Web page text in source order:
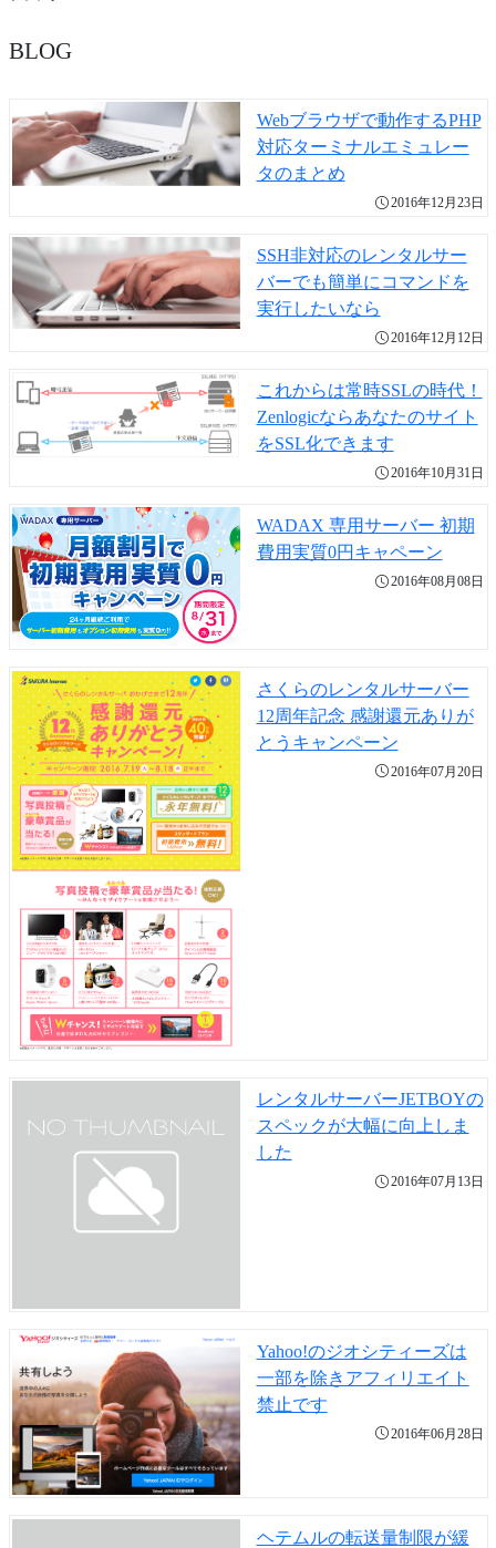
BLOG
Webブラウザで動作するPHP
対応ターミナルエミュレー
タのまとめ
2016年12月23日
SSH非対応のレンタルサー
バーでも簡単にコマンドを
実行したいなら
2016年12月12日
これからは常時SSLの時代！
Zenlogicならあなたのサイト
をSSL化できます
2016年10月31日
WADAX 専用サーバー 初期
費用実質0円キャペーン
2016年08月08日
さくらのレンタルサーバー
12周年記念 感謝還元ありが
とうキャンペーン
2016年07月20日
レンタルサーバーJETBOYの
スペックが大幅に向上しま
した
2016年07月13日
Yahoo!のジオシティーズは
一部を除きアフィリエイト
禁止です
2016年06月28日
ヘテムルの転送量制限が緩